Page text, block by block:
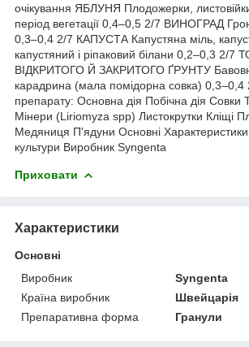
очікування ЯБЛУНЯ Плодожерки,
період вегетації 0,4–0,5 2/7 ВИНОГРАД
0,3–0,4 2/7 КАПУСТА Капустяна міль,
капустяний і ріпаковий білани 0,2–0,3 2/7
ВІДКРИТОГО Й ЗАКРИТОГО ҐРУНТУ
карадрина (мала помідорна совка) 0,3–0,4
препарату: Основна дія Побічна дія Совки
Мінери (Liriomyza spp) Листокрутки Кліщі
Медяниця П'ядуни Основні
культури Виробник Syngenta
Приховати
Характеристики
Основні
Виробник
Syngenta
Країна виробник
Швейцарія
Препаративна форма
Гранули